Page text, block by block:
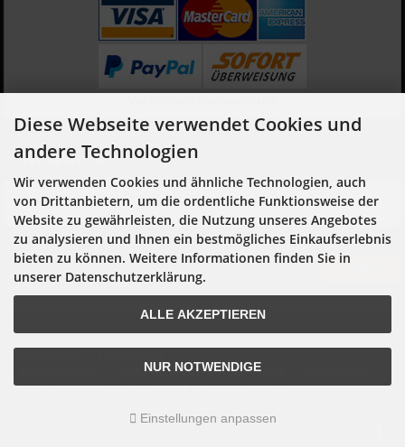
Newsletter
Hier geht es zur Newsletter-An- und Abmeldung
Anmelden
Datenschutzerklärung
Kontakt
Widerrufsrecht Referenzen
Produkte
Diese Webseite verwendet Cookies und
andere Technologien
Wir verwenden Cookies und ähnliche Technologien, auch
von Drittanbietern, um die ordentliche Funktionsweise der
Website zu gewährleisten, die Nutzung unseres Angebotes
zu analysieren und Ihnen ein bestmögliches Einkaufserlebnis
bieten zu können. Weitere Informationen finden Sie in
unserer Datenschutzerklärung.
ALLE AKZEPTIEREN
NUR NOTWENDIGE
Einstellungen anpassen